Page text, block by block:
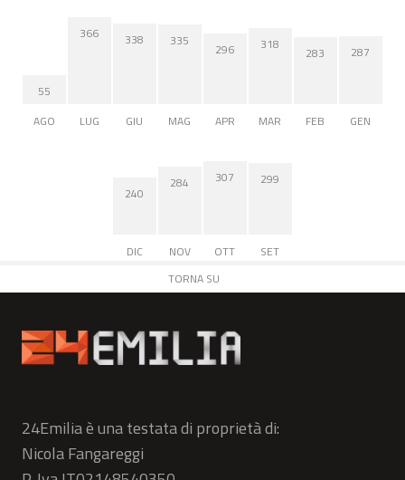
55
AGO
366
LUG
338
GIU
335
MAG
296
APR
318
MAR
283
FEB
287
GEN
240
DIC
284
NOV
307
OTT
299
SET
TORNA SU
24Emilia è una testata di proprietà di:
Nicola Fangareggi